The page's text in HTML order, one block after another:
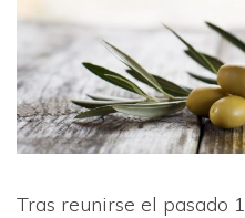
Tras reunirse el pasado